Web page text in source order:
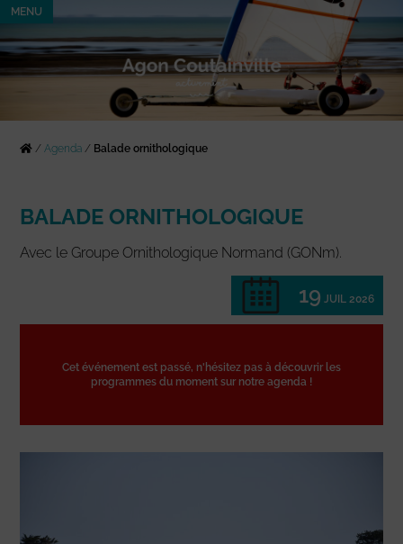
MENU
/Agenda / Balade ornithologique
BALADE ORNITHOLOGIQUE
Avec le Groupe Ornithologique Normand (GONm).
19 JUIL 2026
Cet événement est passé, n'hésitez pas à découvrir les
programmes du moment sur notre agenda !